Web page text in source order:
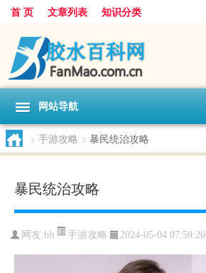
首 页 文章列表 知识分类
网站导航
> 手游攻略 > 暴民统治攻略
暴民统治攻略
网友:blt 手游攻略 2024-05-04 07:59:20